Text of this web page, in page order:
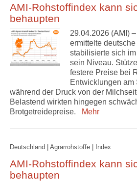
AMI-Rohstoffindex kann
behaupten
29.04.2026 (AMI) –
ermittelte
stabilisierte sich
sein Niveau.
festere Preise bei
Entwicklungen am
während der Druck von der
Belastend wirkten hingegen
Brotgetreidepreise.
Mehr
Deutschland | Agrarrohstoffe | Index
AMI-Rohstoffindex kann
behaupten